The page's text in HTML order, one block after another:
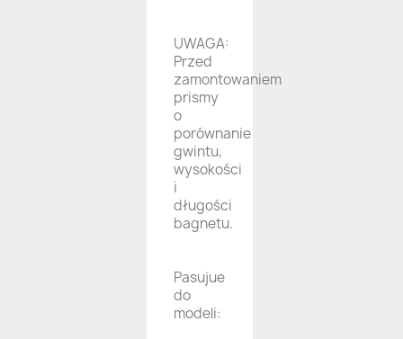
UWAGA:
Przed
zamontowaniem
prismy
o
porównanie
gwintu,
wysokości
i
długości
bagnetu.
Pasujue
do
modeli: